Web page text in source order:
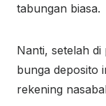
tabungan biasa.
Nanti, setelah
bunga deposito
rekening